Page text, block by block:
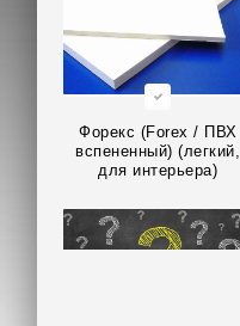
Форекс (Forex / ПВХ
вспененный) (легкий,
для интерьера)